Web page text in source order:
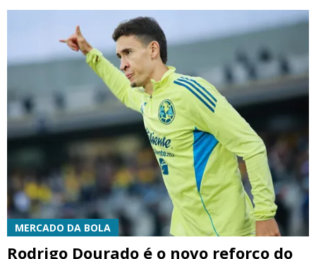
MERCADO DA BOLA
Rodrigo Dourado é o novo reforço do